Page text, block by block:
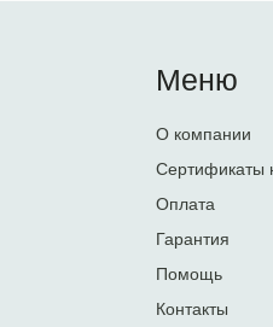
Меню
О компании
Сертификаты
Оплата
Гарантия
Помощь
Контакты